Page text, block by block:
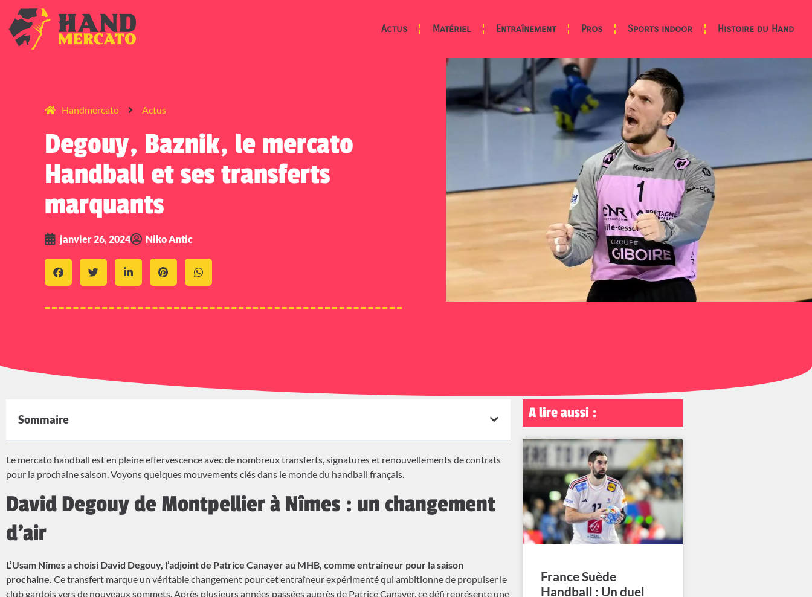
Actus Matériel Entraînement Pros Sports indoor Histoire du Hand
Handmercato Actus
Degouy, Baznik, le mercato
Handball et ses transferts
marquants
janvier 26, 2024 Niko Antic
Sommaire
Le mercato handball est en pleine effervescence avec de nombreux transferts, signatures et renouvellements de contrats
pour la prochaine saison. Voyons quelques mouvements clés dans le monde du handball français.
David Degouy de Montpellier à Nîmes : un changement
d’air
L’Usam Nîmes a choisi David Degouy, l’adjoint de Patrice Canayer au MHB, comme entraîneur pour la saison
prochaine. Ce transfert marque un véritable changement pour cet entraîneur expérimenté qui ambitionne de propulser le
club gardois vers de nouveaux sommets. Après plusieurs années passées auprès de Patrice Canayer, ce défi représente une
A lire aussi :
France Suède
Handball : Un duel